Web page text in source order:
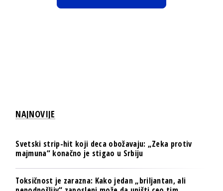
NAJNOVIJE
Svetski strip-hit koji deca obožavaju: „Zeka protiv
majmuna“ konačno je stigao u Srbiju
Toksičnost je zarazna: Kako jedan „briljantan, ali